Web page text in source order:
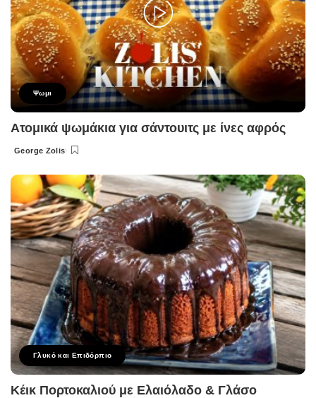
Ψωμι
Ατομικά ψωμάκια για σάντουιτς με ίνες αφρός
Posted
George Zolis
Γλυκό και Επιδόρπιο
Κέικ Πορτοκαλιού με Ελαιόλαδο & Γλάσο